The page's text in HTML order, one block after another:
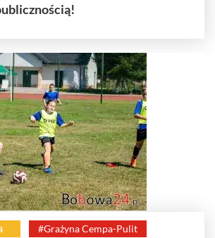
#Grażyna Cempa-Pulit